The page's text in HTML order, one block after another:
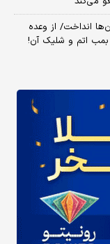
انداخت/ از وعده